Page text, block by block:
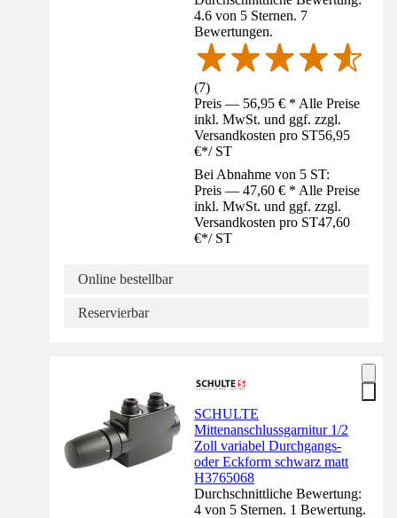
4.6 von 5 Sternen. 7
Bewertungen.
(7)
Preis — 56,95 € * Alle Preise
inkl. MwSt. und ggf. zzgl.
Versandkosten pro ST56,95
€*/ ST
Bei Abnahme von 5 ST:
Preis — 47,60 € * Alle Preise
inkl. MwSt. und ggf. zzgl.
Versandkosten pro ST47,60
€*/ ST
Online bestellbar
Reservierbar
SCHULTE
Mittenanschlussgarnitur 1/2
Zoll variabel Durchgangs-
oder Eckform schwarz matt
H3765068
Durchschnittliche Bewertung:
4 von 5 Sternen. 1 Bewertung.